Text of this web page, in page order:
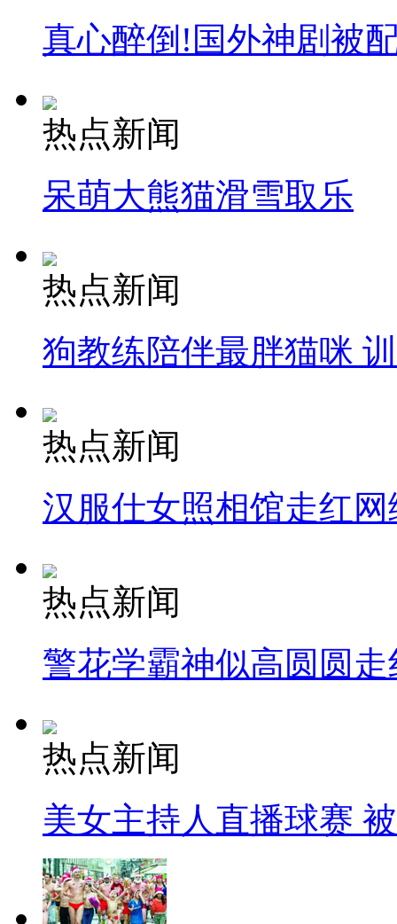
纽约上演“枕头大战”
司机酒驾遇交警 急速倒车逃窜
真心醉倒!国外神剧被
热点新闻
呆萌大熊猫滑雪取乐
热点新闻
狗教练陪伴最胖猫咪
热点新闻
汉服仕女照相馆走红网
热点新闻
警花学霸神似高圆圆走
热点新闻
美女主持人直播球赛